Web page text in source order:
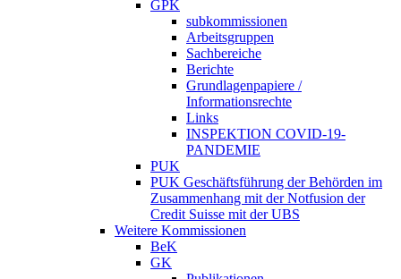
GPK
subkommissionen
Arbeitsgruppen
Sachbereiche
Berichte
Grundlagenpapiere /
Informationsrechte
Links
INSPEKTION COVID-19-
PANDEMIE
PUK
PUK Geschäftsführung der Behörden im
Zusammenhang mit der Notfusion der
Credit Suisse mit der UBS
Weitere Kommissionen
BeK
GK